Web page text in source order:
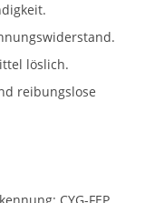
löslich.
reibungslose